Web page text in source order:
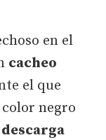
en el
cacheo
el que
negro
descarga